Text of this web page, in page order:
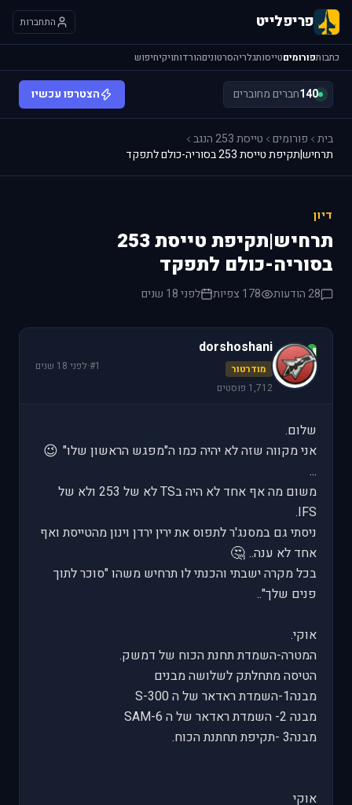
פריפלייט התחברות
כתבותפורומיםטייסותגלריהסרטוניםהורדותויקיחיפוש
140חברים מחוברים הצטרפו עכשיו
בית פורומים
טייסת 253 הנגב
תרחיש|תקיפת טייסת 253 בסוריה-כולם לתפקד
דיון
תרחיש|תקיפת טייסת 253
בסוריה-כולם לתפקד
28 הודעות 178 צפיות לפני 18 שנים
d
dorshoshani
מודרטור
1,712 פוסטים
#1
·לפני 18 שנים
שלום.
אני מקווה שזה לא יהיה כמו ה"מפגש הראשון שלו" 😉
...
משום מה אף אחד לא היה בTS לא של 253 ולא של
IFS.
ניסתי גם במסנג'ר לתפוס את ירין ירדן וינון מהטייסת ואף
אחד לא ענה.. 🤔
בכל מקרה ישבתי והכנתי לו תרחיש משהו "סוכר לתוך
פנים שלך"..
אוקי.
המטרה-השמדת תחנת הכוח של דמשק.
הטיסה מתחלתק לשלושה מבנים
מבנה1-השמדת ראדאר של ה S-300
מבנה 2- השמדת ראדאר של ה SAM-6
מבנה3 -תקיפת תחתנת הכוח.
אוקי